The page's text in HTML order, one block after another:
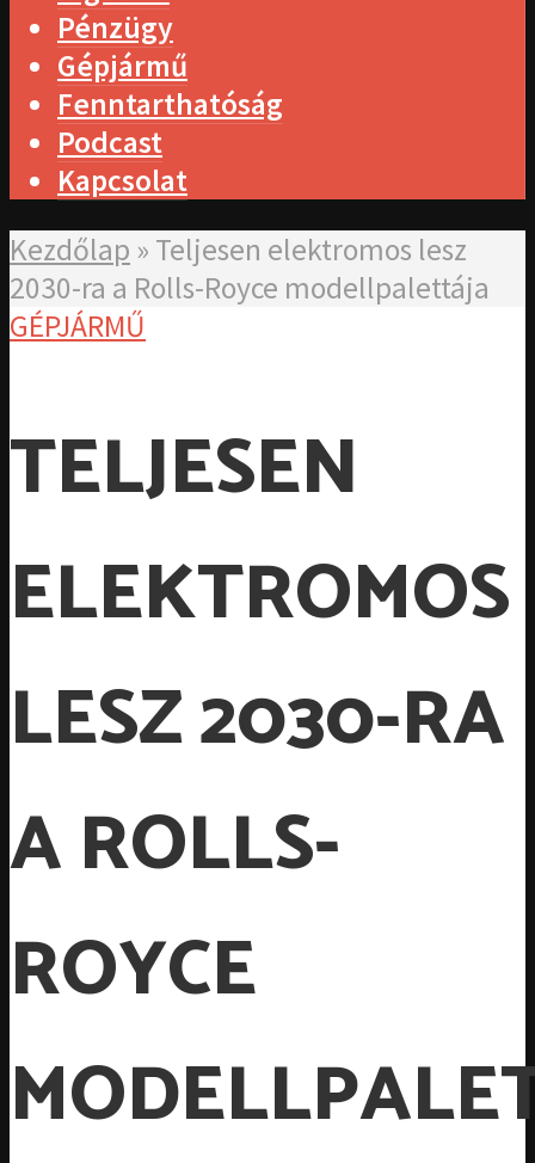
Pénzügy
Gépjármű
Fenntarthatóság
Podcast
Kapcsolat
Kezdőlap » Teljesen elektromos lesz
2030-ra a Rolls-Royce modellpalettája
GÉPJÁRMŰ
TELJESEN
ELEKTROMOS
LESZ 2030-RA
A ROLLS-
ROYCE